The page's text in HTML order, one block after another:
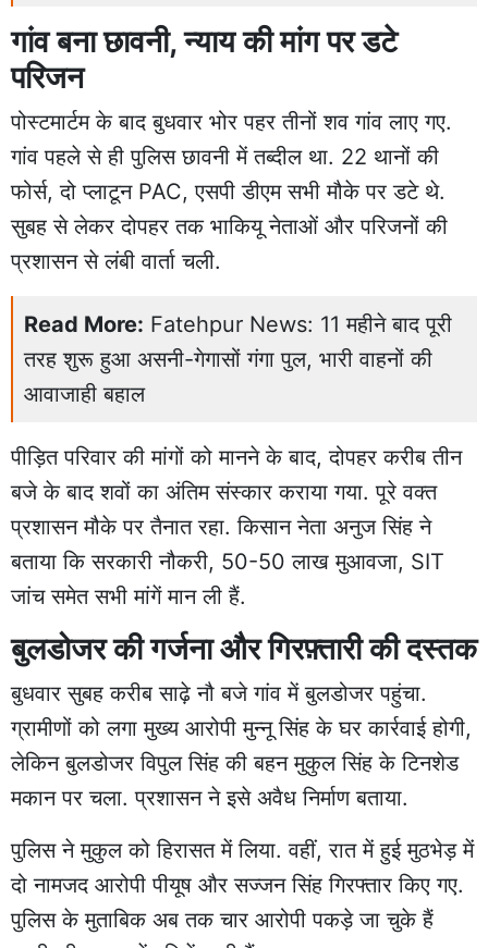
गांव बना छावनी, न्याय की मांग पर डटे
परिजन
पोस्टमार्टम के बाद बुधवार भोर पहर तीनों शव गांव लाए गए.
गांव पहले से ही पुलिस छावनी में तब्दील था. 22 थानों की
फोर्स, दो प्लाटून PAC, एसपी डीएम सभी मौके पर डटे थे.
सुबह से लेकर दोपहर तक भाकियू नेताओं और परिजनों की
प्रशासन से लंबी वार्ता चली.
Read More: Fatehpur News: 11 महीने बाद पूरी
तरह शुरू हुआ असनी-गेगासों गंगा पुल, भारी वाहनों की
आवाजाही बहाल
पीड़ित परिवार की मांगों को मानने के बाद, दोपहर करीब तीन
बजे के बाद शवों का अंतिम संस्कार कराया गया. पूरे वक्त
प्रशासन मौके पर तैनात रहा. किसान नेता अनुज सिंह ने
बताया कि सरकारी नौकरी, 50-50 लाख मुआवजा, SIT
जांच समेत सभी मांगें मान ली हैं.
बुलडोजर की गर्जना और गिरफ़्तारी की दस्तक
बुधवार सुबह करीब साढ़े नौ बजे गांव में बुलडोजर पहुंचा.
ग्रामीणों को लगा मुख्य आरोपी मुन्नू सिंह के घर कार्रवाई होगी,
लेकिन बुलडोजर विपुल सिंह की बहन मुकुल सिंह के टिनशेड
मकान पर चला. प्रशासन ने इसे अवैध निर्माण बताया.
पुलिस ने मुकुल को हिरासत में लिया. वहीं, रात में हुई मुठभेड़ में
दो नामजद आरोपी पीयूष और सज्जन सिंह गिरफ्तार किए गए.
पुलिस के मुताबिक अब तक चार आरोपी पकड़े जा चुके हैं